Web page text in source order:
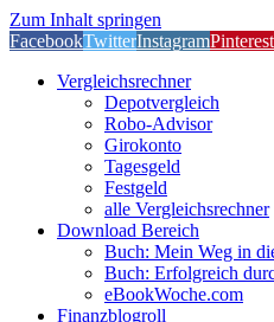
Zum Inhalt springen
FacebookTwitterInstagramPinterest
Vergleichsrechner
Depotvergleich
Robo-Advisor
Girokonto
Tagesgeld
Festgeld
alle Vergleichsrechner
Download Bereich
Buch: Mein Weg in
Buch: Erfolgreich
eBookWoche.com
Finanzblogroll